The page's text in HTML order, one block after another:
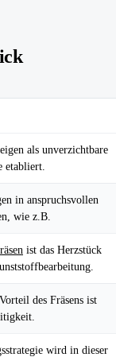
als unverzichtbare
etabliert.
in anspruchsvollen
wie z.B.
ist das Herzstück
des Fräsens ist
wird in dieser